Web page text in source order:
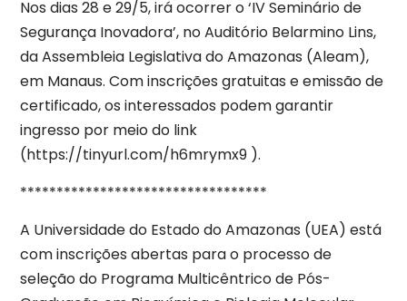
Nos dias 28 e 29/5, irá ocorrer o ‘IV Seminário de
Segurança Inovadora’, no Auditório Belarmino Lins,
da Assembleia Legislativa do Amazonas (Aleam),
em Manaus. Com inscrições gratuitas e emissão de
certificado, os interessados podem garantir
ingresso por meio do link
(https://tinyurl.com/h6mrymx9 ).
**********************************
A Universidade do Estado do Amazonas (UEA) está
com inscrições abertas para o processo de
seleção do Programa Multicêntrico de Pós-